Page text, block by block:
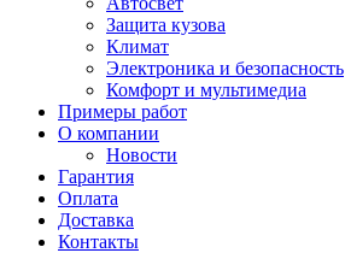
Защита кузова
Климат
Электроника и безопасность
Комфорт и мультимедиа
Примеры работ
О компании
Новости
Гарантия
Оплата
Доставка
Контакты